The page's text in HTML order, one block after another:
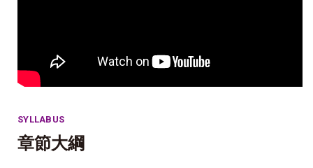
SYLLABUS
章節大綱